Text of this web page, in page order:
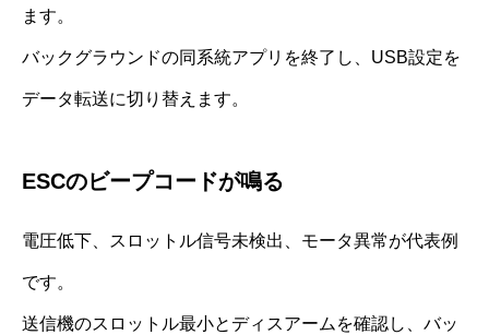
ます。
バックグラウンドの同系統アプリを終了し、USB設定を
データ転送に切り替えます。
ESCのビープコードが鳴る
電圧低下、スロットル信号未検出、モータ異常が代表例
です。
送信機のスロットル最小とディスアームを確認し、バッ